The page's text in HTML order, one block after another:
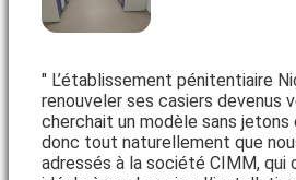
" L’établissement pénitentiaire
renouveler ses casiers devenus
cherchait un modèle sans jetons
donc tout naturellement que
adressés à la société CIMM,